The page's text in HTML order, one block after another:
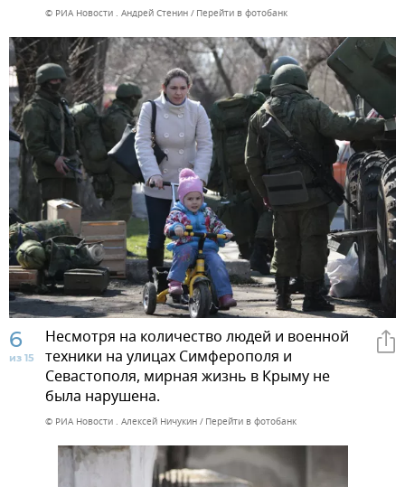
© РИА Новости . Андрей Стенин Перейти в фотобанк
6
из 15
Несмотря на количество людей и военной
техники на улицах Симферополя и
Севастополя, мирная жизнь в Крыму не
была нарушена.
© РИА Новости . Алексей Ничукин Перейти в фотобанк